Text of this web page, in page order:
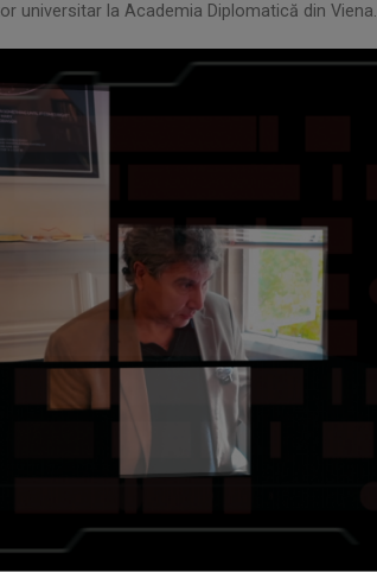
universitar la Academia Diplomatică din Viena.